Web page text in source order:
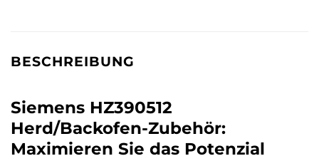
BESCHREIBUNG
Siemens HZ390512
Herd/Backofen-Zubehör:
Maximieren Sie das Potenzial